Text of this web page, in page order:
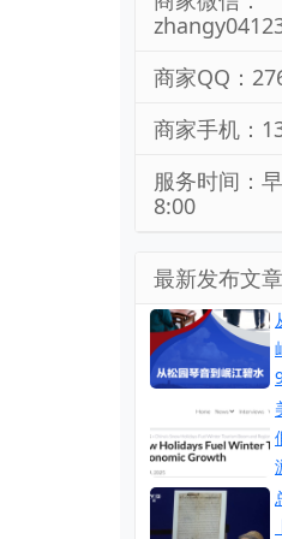
商家QQ：
商家手机：
服务时间：
8:00
最新发布文章